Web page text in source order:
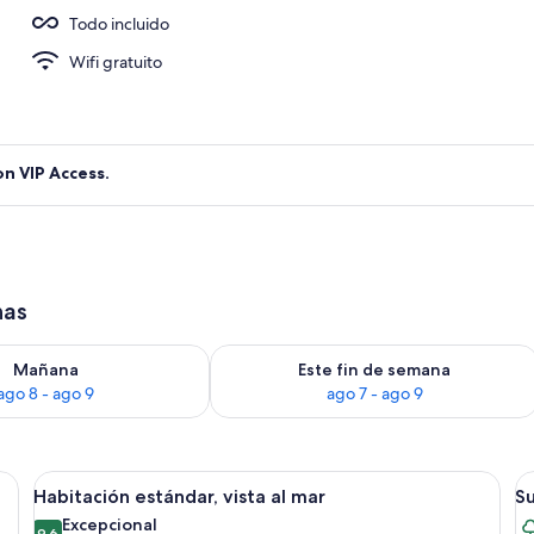
Todo incluido
Wifi gratuito
VIP Access.
Mañana
8 - ago 9
para mañana ago 8 - ago 9
Este fin de semana
ago 7 - ago 9
Consulta la disponibilidad para este
un escritorio, un televisor y un balcón con cortinas.
Ver
todas
Habitación de hotel con dos camas,
4
Habitación estándar, vista al mar
Excepcional